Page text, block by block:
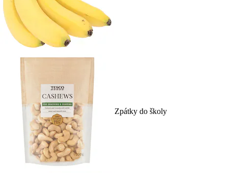
Zpátky do školy